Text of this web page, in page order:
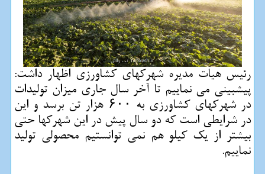
رئیس هیات مدیره شهركهای كشاورزی اظهار داشت:
پیشبینی می نماییم تا آخر سال جاری میزان تولیدات
در شهركهای كشاورزی به ۶۰۰ هزار تن برسد و این
در شرایطی است كه دو سال پیش در این شهركها حتی
بیشتر از یك كیلو هم نمی توانستیم محصولی تولید
نماییم.